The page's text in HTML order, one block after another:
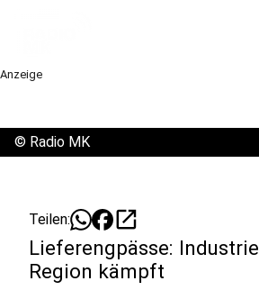
Anzeige
© Radio MK
Teilen: open_in_new
Lieferengpässe:
Region kämpft